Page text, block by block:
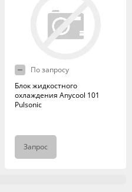
По запросу
Блок жидкостного
охлаждения Anycool 101
Pulsonic
Запрос